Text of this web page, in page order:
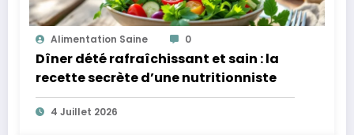
Alimentation Saine 0
Dîner dété rafraîchissant et sain : la
recette secrète d’une nutritionniste
4 Juillet 2026